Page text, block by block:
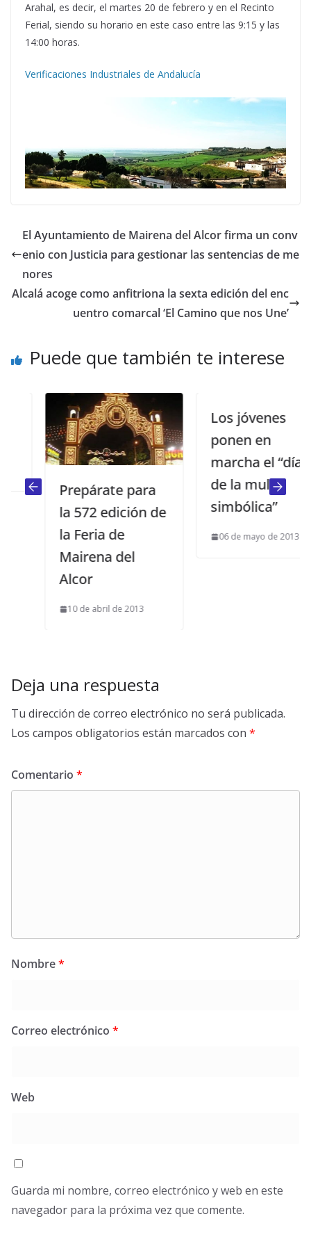
Arahal, es decir, el martes 20 de febrero y en el Recinto
Ferial, siendo su horario en este caso entre las 9:15 y las
14:00 horas.
Verificaciones Industriales de Andalucía
El Ayuntamiento de Mairena del Alcor firma un conv
enio con Justicia para gestionar las sentencias de me
nores
​Alcalá acoge como anfitriona la sexta edición del enc
uentro comarcal ‘El Camino que nos Une’
Puede que también te interese
Prepárate para
la 572 edición de
la Feria de
Mairena del
Alcor
10 de abril de 2013
Los jóvenes
ponen en
marcha el “día
de la multa
simbólica”
06 de mayo de 2013
Deja una respuesta
Tu dirección de correo electrónico no será publicada.
Los campos obligatorios están marcados con *
Comentario *
Nombre*
Correo electrónico *
Web
Guarda mi nombre, correo electrónico y web en este
navegador para la próxima vez que comente.